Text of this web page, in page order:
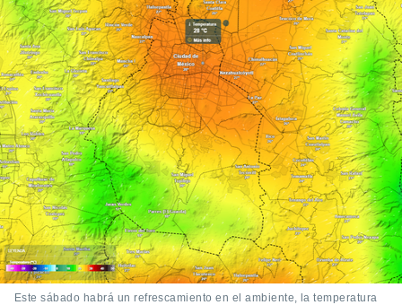
publicidad
de
1199
Este sábado habrá un refrescamiento en el ambiente, la temperatura